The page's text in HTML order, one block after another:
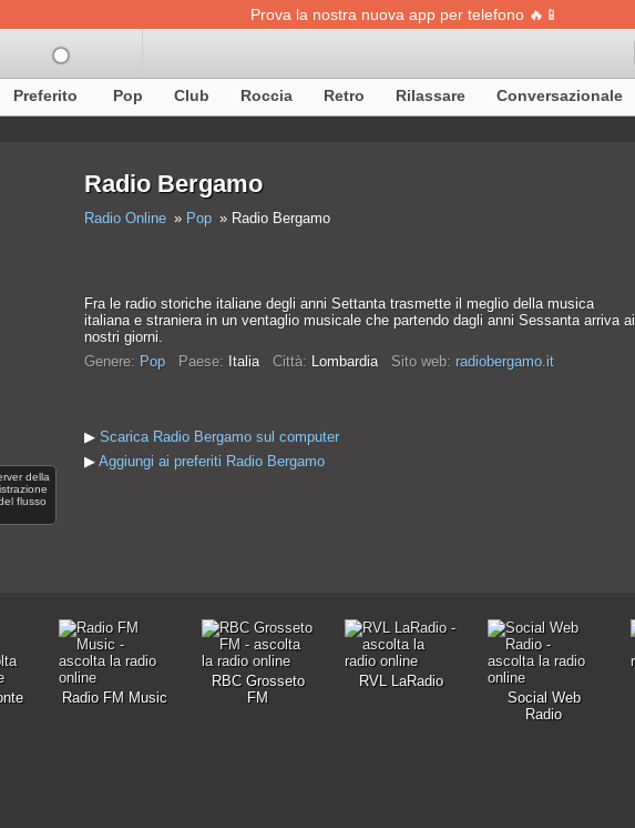
Prova la nostra nuova app per telefono 🔥📱
Preferito Pop Club Roccia Retro Rilassare Conversazionale
della
flusso
Radio Bergamo
Radio Online Pop Radio Bergamo
Fra le radio storiche italiane degli anni Settanta trasmette il meglio della musica
italiana e straniera in un ventaglio musicale che partendo dagli anni Sessanta arriva ai
nostri giorni.
Genere: Pop Paese: Italia Città: Lombardia Sito web: radiobergamo.it
▶ Scarica Radio Bergamo sul computer
▶ Aggiungi ai preferiti Radio Bergamo
Radio FM Music
RBC Grosseto
FM
RVL LaRadio
Social Web
Radio